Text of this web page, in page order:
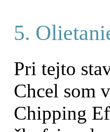
5.
Pri tejto
Chcel som
Chipping